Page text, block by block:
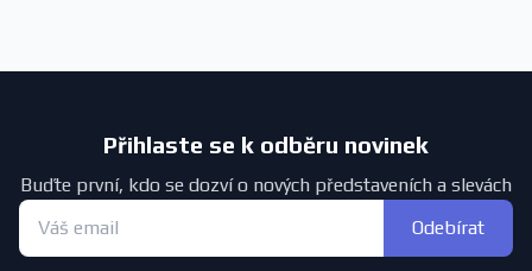
Přihlaste se k odběru novinek
Buďte první, kdo se dozví o nových představeních a slevách
Odebírat